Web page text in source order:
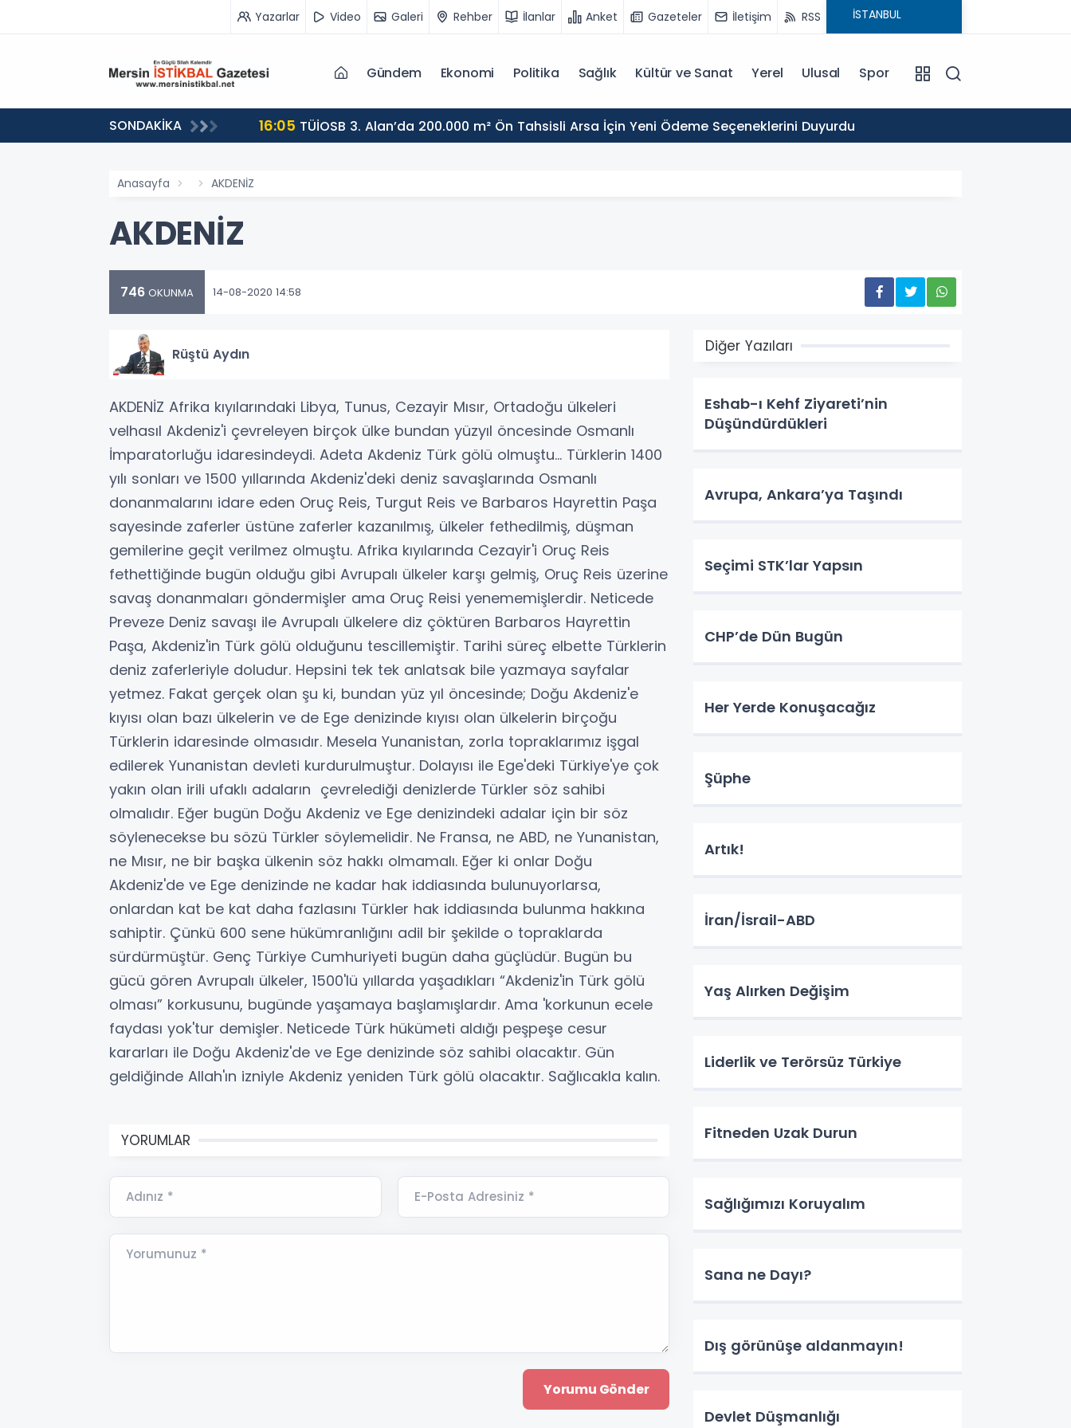
Yazarlar Video Galeri Rehber İlanlar Anket Gazeteler İletişim RSS
Gündem Ekonomi Politika Sağlık Kültür ve Sanat Yerel Ulusal Spor
SONDAKİKA 16:05 TÜİOSB 3. Alan’da 200.000 m² Ön Tahsisli Arsa İçin Yeni Ödeme Seçeneklerini Duyurdu
Anasayfa AKDENİZ
AKDENİZ
746 OKUNMA 14-08-2020 14:58
Rüştü Aydın
AKDENİZ Afrika kıyılarındaki Libya, Tunus, Cezayir Mısır, Ortadoğu ülkeleri
velhasıl Akdeniz'i çevreleyen birçok ülke bundan yüzyıl öncesinde Osmanlı
İmparatorluğu idaresindeydi. Adeta Akdeniz Türk gölü olmuştu… Türklerin 1400
yılı sonları ve 1500 yıllarında Akdeniz'deki deniz savaşlarında Osmanlı
donanmalarını idare eden Oruç Reis, Turgut Reis ve Barbaros Hayrettin Paşa
sayesinde zaferler üstüne zaferler kazanılmış, ülkeler fethedilmiş, düşman
gemilerine geçit verilmez olmuştu. Afrika kıyılarında Cezayir'i Oruç Reis
fethettiğinde bugün olduğu gibi Avrupalı ülkeler karşı gelmiş, Oruç Reis üzerine
savaş donanmaları göndermişler ama Oruç Reisi yenememişlerdir. Neticede
Preveze Deniz savaşı ile Avrupalı ülkelere diz çöktüren Barbaros Hayrettin
Paşa, Akdeniz'in Türk gölü olduğunu tescillemiştir. Tarihi süreç elbette Türklerin
deniz zaferleriyle doludur. Hepsini tek tek anlatsak bile yazmaya sayfalar
yetmez. Fakat gerçek olan şu ki, bundan yüz yıl öncesinde; Doğu Akdeniz'e
kıyısı olan bazı ülkelerin ve de Ege denizinde kıyısı olan ülkelerin birçoğu
Türklerin idaresinde olmasıdır. Mesela Yunanistan, zorla topraklarımız işgal
edilerek Yunanistan devleti kurdurulmuştur. Dolayısı ile Ege'deki Türkiye'ye çok
yakın olan irili ufaklı adaların çevrelediği denizlerde Türkler söz sahibi
olmalıdır. Eğer bugün Doğu Akdeniz ve Ege denizindeki adalar için bir söz
söylenecekse bu sözü Türkler söylemelidir. Ne Fransa, ne ABD, ne Yunanistan,
ne Mısır, ne bir başka ülkenin söz hakkı olmamalı. Eğer ki onlar Doğu
Akdeniz'de ve Ege denizinde ne kadar hak iddiasında bulunuyorlarsa,
onlardan kat be kat daha fazlasını Türkler hak iddiasında bulunma hakkına
sahiptir. Çünkü 600 sene hükümranlığını adil bir şekilde o topraklarda
sürdürmüştür. Genç Türkiye Cumhuriyeti bugün daha güçlüdür. Bugün bu
gücü gören Avrupalı ülkeler, 1500'lü yıllarda yaşadıkları “Akdeniz'in Türk gölü
olması” korkusunu, bugünde yaşamaya başlamışlardır. Ama 'korkunun ecele
faydası yok'tur demişler. Neticede Türk hükümeti aldığı peşpeşe cesur
kararları ile Doğu Akdeniz'de ve Ege denizinde söz sahibi olacaktır. Gün
geldiğinde Allah'ın izniyle Akdeniz yeniden Türk gölü olacaktır. Sağlıcakla kalın.
YORUMLAR
Adınız * E-Posta Adresiniz *
Yorumunuz *
Diğer Yazıları
Eshab-ı Kehf Ziyareti’nin
Düşündürdükleri
Avrupa, Ankara’ya Taşındı
Seçimi STK’lar Yapsın
CHP’de Dün Bugün
Her Yerde Konuşacağız
Şüphe
Artık!
İran/İsrail-ABD
Yaş Alırken Değişim
Liderlik ve Terörsüz Türkiye
Fitneden Uzak Durun
Sağlığımızı Koruyalım
Sana ne Dayı?
Dış görünüşe aldanmayın!
Devlet Düşmanlığı